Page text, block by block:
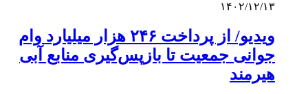
۱۴۰۲/۱۲/۱۳
ویدیو/ از پرداخت ۲۴۶ هزار میلیارد وام
جوانی جمعیت تا بازپس‌گیری منابع آبی
هیرمند